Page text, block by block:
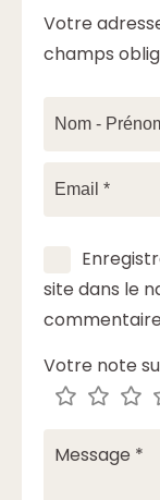
Votre
champs
site dans le
Votre note